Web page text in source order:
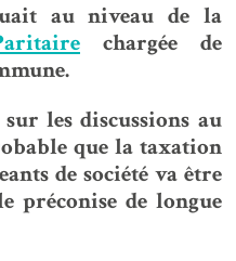
au niveau de la
chargée de
les discussions au
que la taxation
de société va être
préconise de longue